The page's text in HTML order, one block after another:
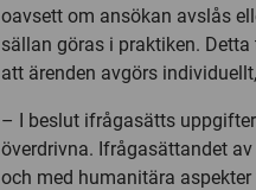
oavsett om ansökan avslås
sällan göras i praktiken.
att ärenden avgörs
– I beslut ifrågasätts
överdrivna. Ifrågasättandet
och med humanitära